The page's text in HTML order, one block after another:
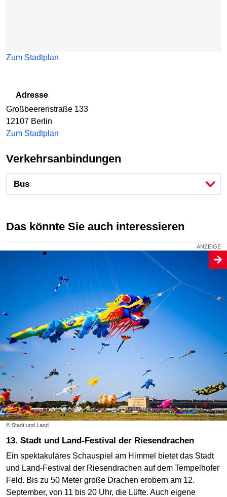
Zum Stadtplan
Adresse
Großbeerenstraße 133
12107 Berlin
Zum Stadtplan
Verkehrsanbindungen
Bus
Das könnte Sie auch interessieren
© Stadt und Land
13. Stadt und Land-Festival der Riesendrachen
Ein spektakuläres Schauspiel am Himmel bietet das Stadt
und Land-Festival der Riesendrachen auf dem Tempelhofer
Feld. Bis zu 50 Meter große Drachen erobern am 12.
September, von 11 bis 20 Uhr, die Lüfte. Auch eigene